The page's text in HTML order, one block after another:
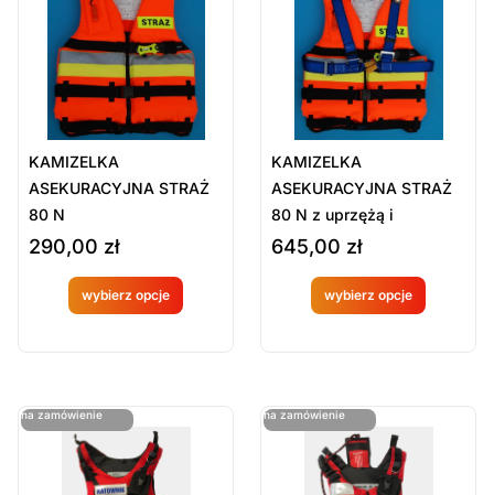
Cena
zł
Kategorie Produktów
Ratownictwo wodne
Sprzęt ratowniczy
KAMIZELKA
ASEKURACYJNA STRAŻ
80 N
290,00 zł
wybierz opcje
Produkt
na
zamówien
KAMIZELKA
ASEKURACYJNA STRAŻ
80 N z uprzężą i
sygnalizatorem
645,00 zł
wybierz opcje
Produkt
na
zamówien
na zamówienie
ostatnie sztuki na zamówienie
ostatnie sztuki